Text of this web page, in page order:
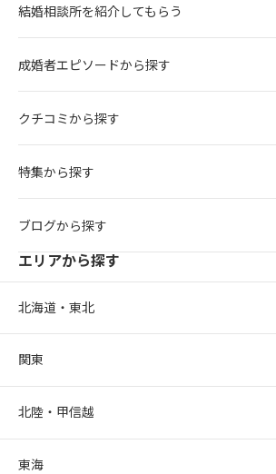
結婚相談所を紹介してもらう
成婚者エピソードから探す
クチコミから探す
特集から探す
ブログから探す
エリアから探す
北海道・東北
関東
北陸・甲信越
東海